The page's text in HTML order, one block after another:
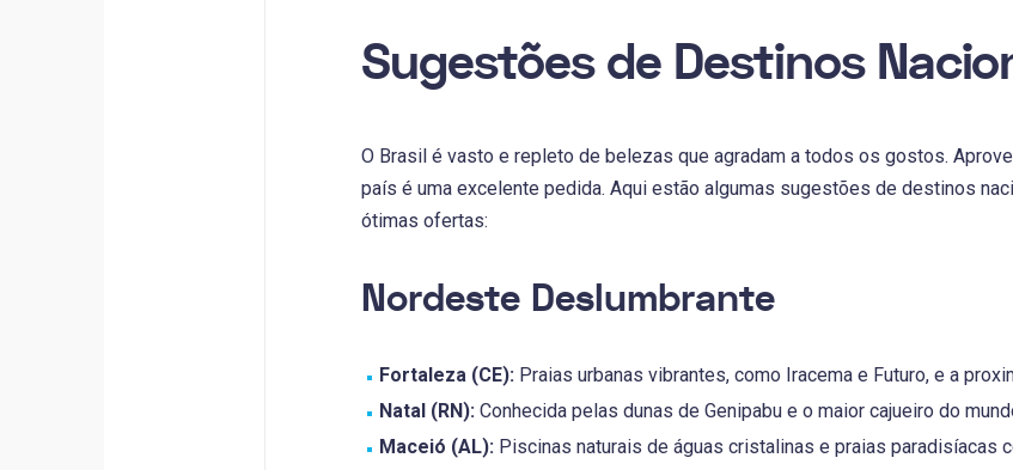
Sugestões de Destinos
O Brasil é vasto e repleto de belezas que agradam a todos os gostos.
país é uma excelente pedida. Aqui estão algumas sugestões de destinos
ótimas ofertas:
Nordeste Deslumbrante
Fortaleza (CE):Praias urbanas vibrantes, como Iracema e Futuro, e a
Natal (RN):Conhecida pelas dunas de Genipabu e o maior cajueiro do
Maceió (AL):Piscinas naturais de águas cristalinas e praias paradisíacas